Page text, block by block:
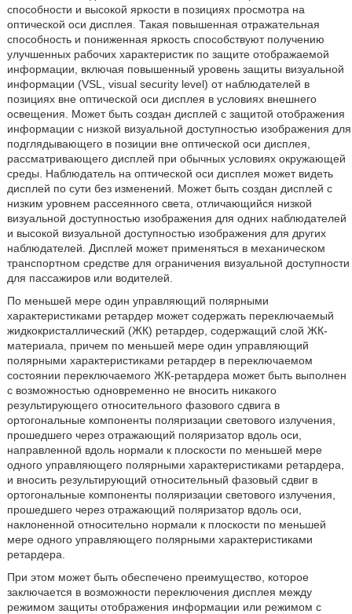
способности и высокой яркости в позициях просмотра на
оптической оси дисплея. Такая повышенная отражательная
способность и пониженная яркость способствуют получению
улучшенных рабочих характеристик по защите отображаемой
информации, включая повышенный уровень защиты визуальной
информации (VSL, visual security level) от наблюдателей в
позициях вне оптической оси дисплея в условиях внешнего
освещения. Может быть создан дисплей с защитой отображения
информации с низкой визуальной доступностью изображения для
подглядывающего в позиции вне оптической оси дисплея,
рассматривающего дисплей при обычных условиях окружающей
среды. Наблюдатель на оптической оси дисплея может видеть
дисплей по сути без изменений. Может быть создан дисплей с
низким уровнем рассеянного света, отличающийся низкой
визуальной доступностью изображения для одних наблюдателей
и высокой визуальной доступностью изображения для других
наблюдателей. Дисплей может применяться в механическом
транспортном средстве для ограничения визуальной доступности
для пассажиров или водителей.
По меньшей мере один управляющий полярными
характеристиками ретардер может содержать переключаемый
жидкокристаллический (ЖК) ретардер, содержащий слой ЖК-
материала, причем по меньшей мере один управляющий
полярными характеристиками ретардер в переключаемом
состоянии переключаемого ЖК-ретардера может быть выполнен
с возможностью одновременно не вносить никакого
результирующего относительного фазового сдвига в
ортогональные компоненты поляризации светового излучения,
прошедшего через отражающий поляризатор вдоль оси,
направленной вдоль нормали к плоскости по меньшей мере
одного управляющего полярными характеристиками ретардера,
и вносить результирующий относительный фазовый сдвиг в
ортогональные компоненты поляризации светового излучения,
прошедшего через отражающий поляризатор вдоль оси,
наклоненной относительно нормали к плоскости по меньшей
мере одного управляющего полярными характеристиками
ретардера.
При этом может быть обеспечено преимущество, которое
заключается в возможности переключения дисплея между
режимом защиты отображения информации или режимом с